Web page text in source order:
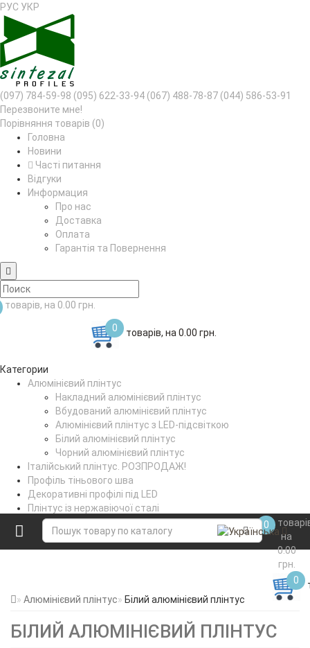
РУС УКР
(097) 784-59-98 (095) 622-33-94 (067) 488-78-87 (044) 586-53-91
Перезвоните мне!
Порівняння товарів (0)
Головна
Новини
Часті питання
Відгуки
Информация
Про нас
Доставка
Оплата
Гарантія та Повернення
товарів, на 0.00 грн.
0 товарів, на 0.00 грн.
Категории
Алюмінієвий плінтус
Накладний алюмінієвий плінтус
Вбудований алюмінієвий плінтус
Алюмінієвий плінтус з LED-підсвіткою
Білий алюмінієвий плінтус
Чорний алюмінієвий плінтус
Італійський плінтус. РОЗПРОДАЖ!
Профіль тіньового шва
Декоративні профілі під LED
Плінтус із нержавіючої сталі
Поріжки стикувальні
Коптильне вішало
0
на
0.00
грн.
0
Алюмінієвий плінтус
Білий алюмінієвий плінтус
БІЛИЙ АЛЮМІНІЄВИЙ ПЛІНТУС